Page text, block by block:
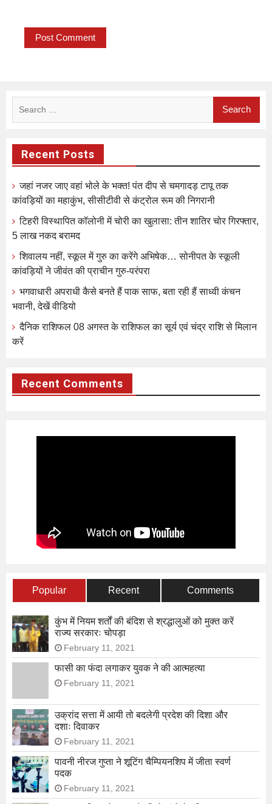
Recent Posts
जहां नजर जाए वहां भोले के भक्त! पंत दीप से चमगादड़ टापू तक
कांवड़ियों का महाकुंभ, सीसीटीवी से कंट्रोल रूम की निगरानी
टिहरी विस्थापित कॉलोनी में चोरी का खुलासा: तीन शातिर चोर गिरफ्तार,
5 लाख नकद बरामद
शिवालय नहीं, स्कूल में गुरु का करेंगे अभिषेक… सोनीपत के स्कूली
कांवड़ियों ने जीवंत की प्राचीन गुरु-परंपरा
भगवाधारी अपराधी कैसे बनते हैं पाक साफ, बता रही हैं साध्वी कंचन
भवानी, देखें वीडियो
दैनिक राशिफल 08 अगस्त के राशिफल का सूर्य एवं चंद्र राशि से मिलान
करें
Recent Comments
Popular Recent Comments
कुंभ में नियम शर्तों की बंदिश से श्रद्धालुओं को मुक्त करें
राज्य सरकारः चोपड़ा
February 11, 2021
फासी का फंदा लगाकर युवक ने की आत्महत्या
February 11, 2021
उक्रांद सत्ता में आयी तो बदलेगी प्रदेश की दिशा और
दशाः दिवाकर
February 11, 2021
पावनी नीरज गुप्ता ने शूटिंग चैम्पियनशिप में जीता स्वर्ण
पदक
February 11, 2021